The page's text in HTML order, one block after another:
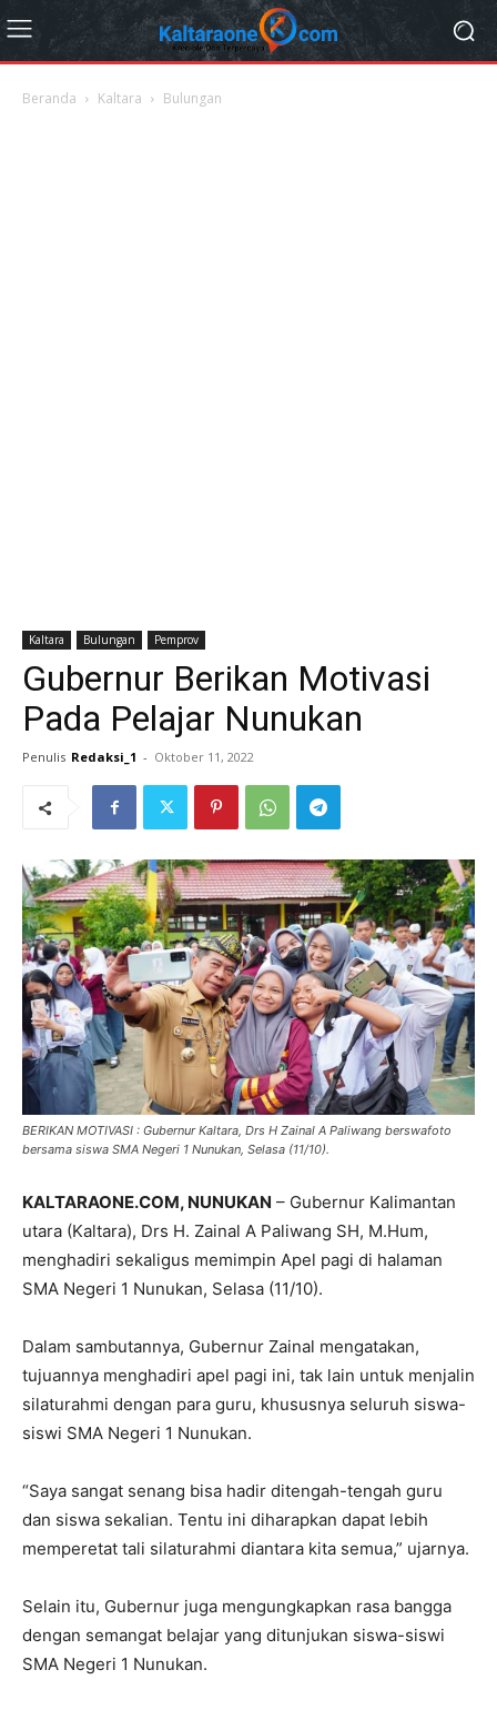
Beranda Kaltara Bulungan
Kaltara Bulungan Pemprov
Gubernur Berikan Motivasi
Pada Pelajar Nunukan
Penulis Redaksi_1 - Oktober 11, 2022
BERIKAN MOTIVASI : Gubernur Kaltara, Drs H Zainal A Paliwang berswafoto
bersama siswa SMA Negeri 1 Nunukan, Selasa (11/10).
KALTARAONE.COM, NUNUKAN – Gubernur Kalimantan
utara (Kaltara), Drs H. Zainal A Paliwang SH, M.Hum,
menghadiri sekaligus memimpin Apel pagi di halaman
SMA Negeri 1 Nunukan, Selasa (11/10).
Dalam sambutannya, Gubernur Zainal mengatakan,
tujuannya menghadiri apel pagi ini, tak lain untuk menjalin
silaturahmi dengan para guru, khususnya seluruh siswa-
siswi SMA Negeri 1 Nunukan.
“Saya sangat senang bisa hadir ditengah-tengah guru
dan siswa sekalian. Tentu ini diharapkan dapat lebih
memperetat tali silaturahmi diantara kita semua,” ujarnya.
Selain itu, Gubernur juga mengungkapkan rasa bangga
dengan semangat belajar yang ditunjukan siswa-siswi
SMA Negeri 1 Nunukan.